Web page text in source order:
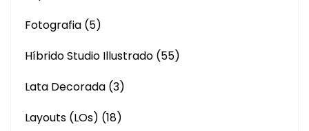
Fotografia (5)
Híbrido Studio Illustrado (55)
Lata Decorada (3)
Layouts (LOs) (18)